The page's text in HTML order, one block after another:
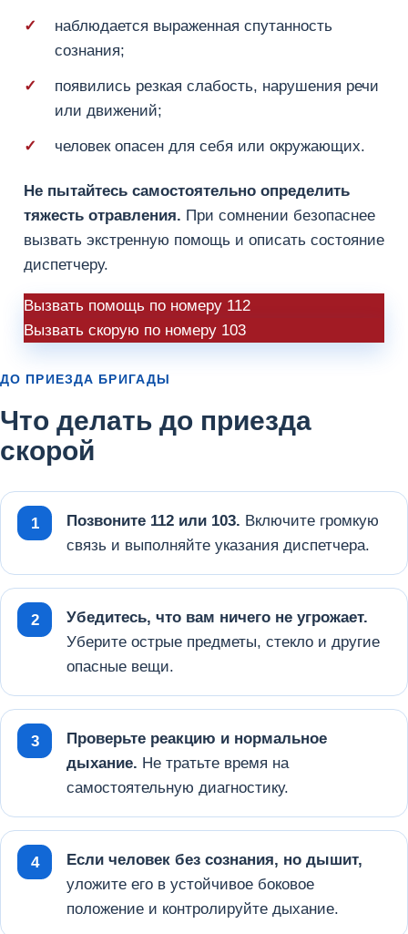
наблюдается выраженная спутанность
сознания;
появились резкая слабость, нарушения речи
или движений;
человек опасен для себя или окружающих.
Не пытайтесь самостоятельно определить
тяжесть отравления. При сомнении безопаснее
вызвать экстренную помощь и описать состояние
диспетчеру.
Вызвать помощь по номеру 112
Вызвать скорую по номеру 103
ДО ПРИЕЗДА БРИГАДЫ
Что делать до приезда
скорой
Позвоните 112 или 103. Включите громкую
связь и выполняйте указания диспетчера.
Убедитесь, что вам ничего не угрожает.
Уберите острые предметы, стекло и другие
опасные вещи.
Проверьте реакцию и нормальное
дыхание. Не тратьте время на
самостоятельную диагностику.
Если человек без сознания, но дышит,
уложите его в устойчивое боковое
положение и контролируйте дыхание.